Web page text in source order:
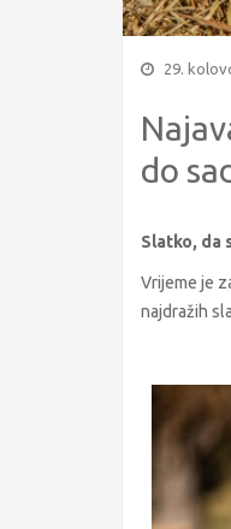
29.
do
Slatko, da
Vrijeme je
najdražih